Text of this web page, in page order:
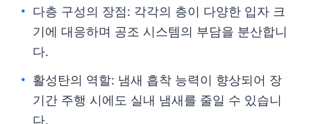
다층 구성의 장점: 각각의 층이 다양한 입자 크
기에 대응하며 공조 시스템의 부담을 분산합니
다.
활성탄의 역할: 냄새 흡착 능력이 향상되어 장
기간 주행 시에도 실내 냄새를 줄일 수 있습니
다.